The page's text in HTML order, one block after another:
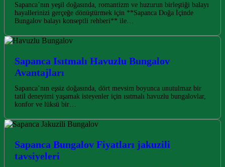
Sapanca’nın yeşil doğasında, romantizm ve huzurun birleştiği balayı
hayallerinizi gerçeğe dönüştürmek için **Sapanca Doğa İçinde
Bungalov balayı konseptli rehberi** ile…
Sapanca Isıtmalı Havuzlu Bungalov
Avantajları
Sapanca’nın eşsiz doğasında, dört mevsim boyunca unutulmaz bir
tatil deneyimi yaşamak isteyenler için ısıtmalı havuzlu bungalovlar,
konfor ve lüksü bir…
Sapanca Bungalov Fiyatları jakuzili
tavsiyeleri